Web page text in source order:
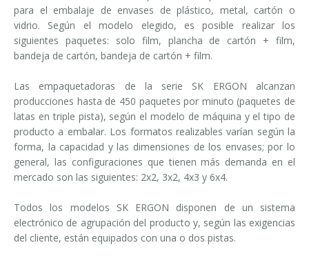
para el embalaje de envases de plástico, metal, cartón o
vidrio. Según el modelo elegido, es posible realizar los
siguientes paquetes: solo film, plancha de cartón + film,
bandeja de cartón, bandeja de cartón + film.
Las empaquetadoras de la serie SK ERGON alcanzan
producciones hasta de 450 paquetes por minuto (paquetes de
latas en triple pista), según el modelo de máquina y el tipo de
producto a embalar. Los formatos realizables varían según la
forma, la capacidad y las dimensiones de los envases; por lo
general, las configuraciones que tienen más demanda en el
mercado son las siguientes: 2x2, 3x2, 4x3 y 6x4.
Todos los modelos SK ERGON disponen de un sistema
electrónico de agrupación del producto y, según las exigencias
del cliente, están equipados con una o dos pistas.